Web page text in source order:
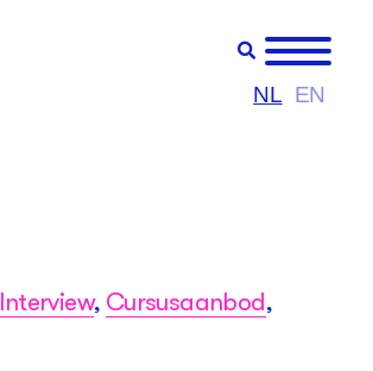
NL EN
Interview, Cursusaanbod,